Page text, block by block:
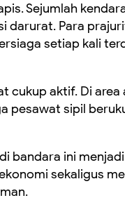
Sejumlah
darurat. Para
setiap kali
cukup aktif. Di area
pesawat sipil
bandara ini
sekaligus